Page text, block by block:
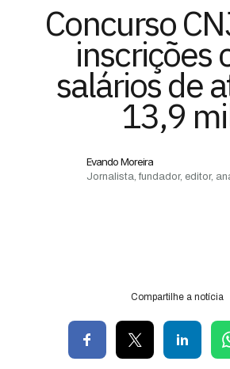
Concurso
inscrições
salários de
13,9
Evando Moreira
Jornalista, fundador, editor,
Compartilhe a notícia